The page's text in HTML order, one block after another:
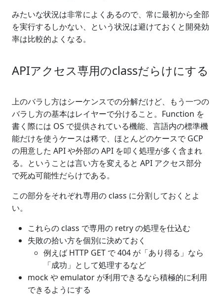
みたいな状況は非常によくあるので、常に最初から全部
を実行するしかない、という状況は避けておくと開発効
率は比較的よくなる。
APIアクセス専用のclassだらけにする
上のバラし方はシーケンスでの分解だけど、もう一つの
バラし方の基本はレイヤーで分けること。Function を
書く際には OS で提供されている機能、言語内の標準機
能だけを使うケースは稀で、ほとんどのケースで GCP
の用意した API や外部の API を叩く処理が多く含まれ
る。ということは言い方を変えると API アクセス部分
で死ぬ可能性だらけである。
この部分をそれぞれ専用の class に分割しておくとよ
い。
これらの class で専用の retry の処理を仕込む
失敗の拾い方を個別に決めておく
例えば HTTP GET で 404 が「あり得る」なら
「成功」として処理するなど
mock や emulator が利用できるなら積極的に利用
できるようにする